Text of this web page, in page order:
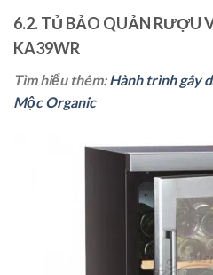
6.2. TỦ BẢO QUẢN RƯỢU
KA39WR
Tìm hiểu thêm:Hành trình gây
Mộc Organic